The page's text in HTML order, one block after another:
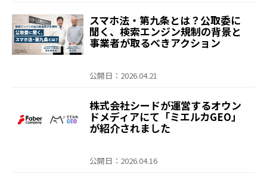
要なSEO･GEO/LLMOを深掘りす
る3ヶ月の熱狂がはじまる～
スマホ法・第九条とは？公取委に
聞く、検索エンジン規制の背景と
事業者が取るべきアクション
公開日：2026.04.21
株式会社シードが運営するオウン
ドメディアにて「ミエルカGEO」
が紹介されました
公開日：2026.04.16